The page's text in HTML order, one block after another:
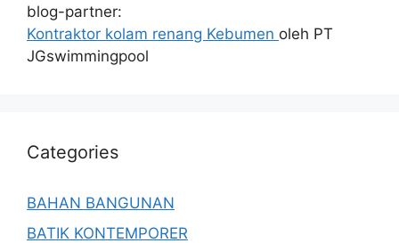
blog-partner:
Kontraktor kolam renang Kebumen oleh PT
JGswimmingpool
Categories
BAHAN BANGUNAN
BATIK KONTEMPORER